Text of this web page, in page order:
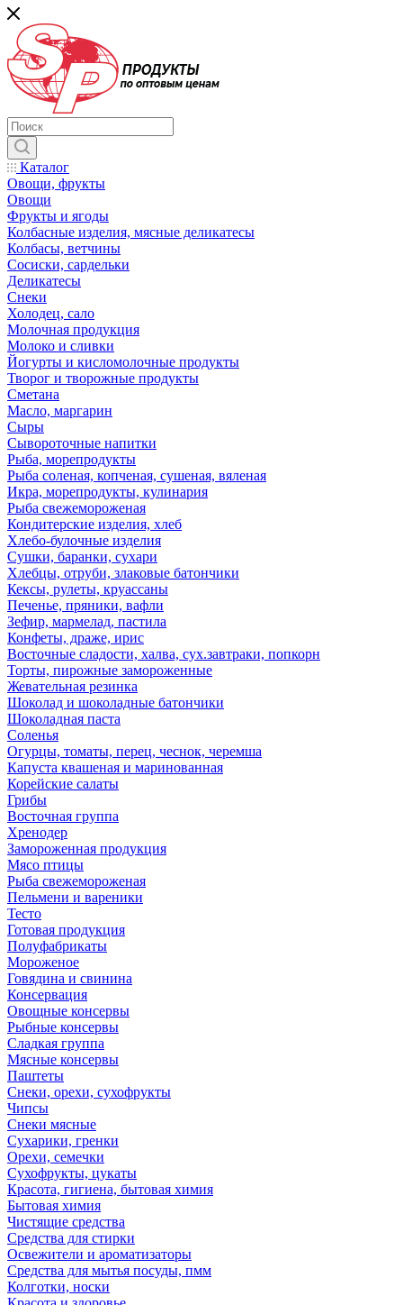
Каталог
Овощи, фрукты
Овощи
Фрукты и ягоды
Колбасные изделия, мясные деликатесы
Колбасы, ветчины
Сосиски, сардельки
Деликатесы
Снеки
Холодец, сало
Молочная продукция
Молоко и сливки
Йогурты и кисломолочные продукты
Творог и творожные продукты
Сметана
Масло, маргарин
Сыры
Сывороточные напитки
Рыба, морепродукты
Рыба соленая, копченая, сушеная, вяленая
Икра, морепродукты, кулинария
Рыба свежемороженая
Кондитерские изделия, хлеб
Хлебо-булочные изделия
Сушки, баранки, сухари
Хлебцы, отруби, злаковые батончики
Кексы, рулеты, круассаны
Печенье, пряники, вафли
Зефир, мармелад, пастила
Конфеты, драже, ирис
Восточные сладости, халва, сух.завтраки, попкорн
Торты, пирожные замороженные
Жевательная резинка
Шоколад и шоколадные батончики
Шоколадная паста
Соленья
Огурцы, томаты, перец, чеснок, черемша
Капуста квашеная и маринованная
Корейские салаты
Грибы
Восточная группа
Хренодер
Замороженная продукция
Мясо птицы
Рыба свежемороженая
Пельмени и вареники
Тесто
Готовая продукция
Полуфабрикаты
Мороженое
Говядина и свинина
Консервация
Овощные консервы
Рыбные консервы
Сладкая группа
Мясные консервы
Паштеты
Снеки, орехи, сухофрукты
Чипсы
Снеки мясные
Сухарики, гренки
Орехи, семечки
Сухофрукты, цукаты
Красота, гигиена, бытовая химия
Бытовая химия
Чистящие средства
Средства для стирки
Освежители и ароматизаторы
Средства для мытья посуды, пмм
Колготки, носки